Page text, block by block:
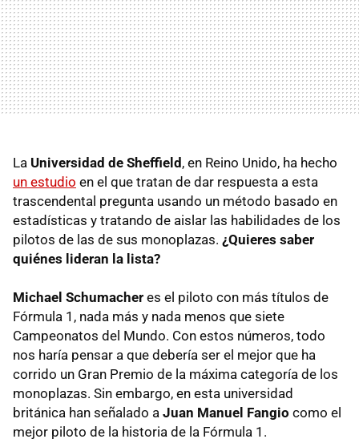
La Universidad de Sheffield, en Reino Unido, ha hecho
un estudio en el que tratan de dar respuesta a esta
trascendental pregunta usando un método basado en
estadísticas y tratando de aislar las habilidades de los
pilotos de las de sus monoplazas. ¿Quieres saber
quiénes lideran la lista?
Michael Schumacher es el piloto con más títulos de
Fórmula 1, nada más y nada menos que siete
Campeonatos del Mundo. Con estos números, todo
nos haría pensar a que debería ser el mejor que ha
corrido un Gran Premio de la máxima categoría de los
monoplazas. Sin embargo, en esta universidad
británica han señalado a Juan Manuel Fangio como el
mejor piloto de la historia de la Fórmula 1.